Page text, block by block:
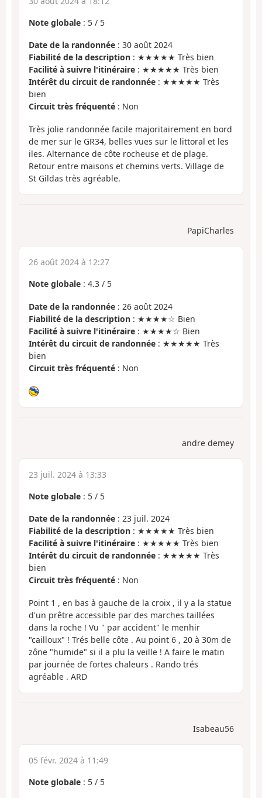
Note globale : 5 / 5
Date de la randonnée : 30 août 2024
Fiabilité de la description : ★★★★★ Très bien
Facilité à suivre l'itinéraire : ★★★★★ Très bien
Intérêt du circuit de randonnée : ★★★★★ Très
bien
Circuit très fréquenté : Non
Très jolie randonnée facile majoritairement en bord
de mer sur le GR34, belles vues sur le littoral et les
iles. Alternance de côte rocheuse et de plage.
Retour entre maisons et chemins verts. Village de
St Gildas très agréable.
PapiCharles
26 août 2024 à 12:27
Note globale : 4.3 / 5
Date de la randonnée : 26 août 2024
Fiabilité de la description : ★★★★☆ Bien
Facilité à suivre l'itinéraire : ★★★★☆ Bien
Intérêt du circuit de randonnée : ★★★★★ Très
bien
Circuit très fréquenté : Non
andre demey
23 juil. 2024 à 13:33
Note globale : 5 / 5
Date de la randonnée : 23 juil. 2024
Fiabilité de la description : ★★★★★ Très bien
Facilité à suivre l'itinéraire : ★★★★★ Très bien
Intérêt du circuit de randonnée : ★★★★★ Très
bien
Circuit très fréquenté : Non
Point 1 , en bas à gauche de la croix , il y a la statue
d'un prêtre accessible par des marches taillées
dans la roche ! Vu " par accident" le menhir
"cailloux" ! Trés belle côte . Au point 6 , 20 à 30m de
zône "humide" si il a plu la veille ! A faire le matin
par journée de fortes chaleurs . Rando trés
agréable . ARD
Isabeau56
05 févr. 2024 à 11:49
Note globale : 5 / 5